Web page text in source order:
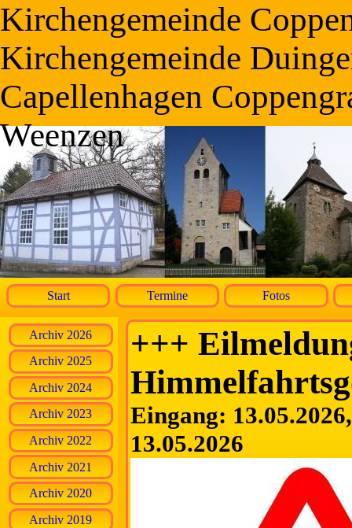
Kirchengemeinde
Kirchengemeinde
Capellenhagen
Weenzen
Start Termine Fotos
Archiv 2026
Archiv 2025
Archiv 2024
Archiv 2023
Archiv 2022
Archiv 2021
Archiv 2020
Archiv 2019
+++
Eingang:
13.05.2026